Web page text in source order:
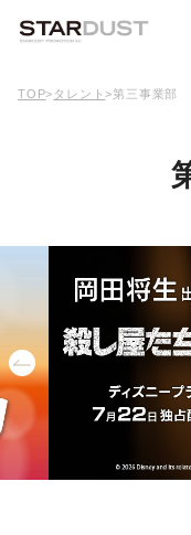
TOP> タレント>第三事業部